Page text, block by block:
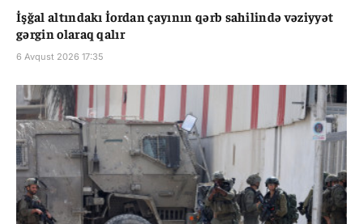
İşğal altındakı İordan çayının qərb sahilində vəziyyət
gərgin olaraq qalır
6 Avqust 2026 17:35